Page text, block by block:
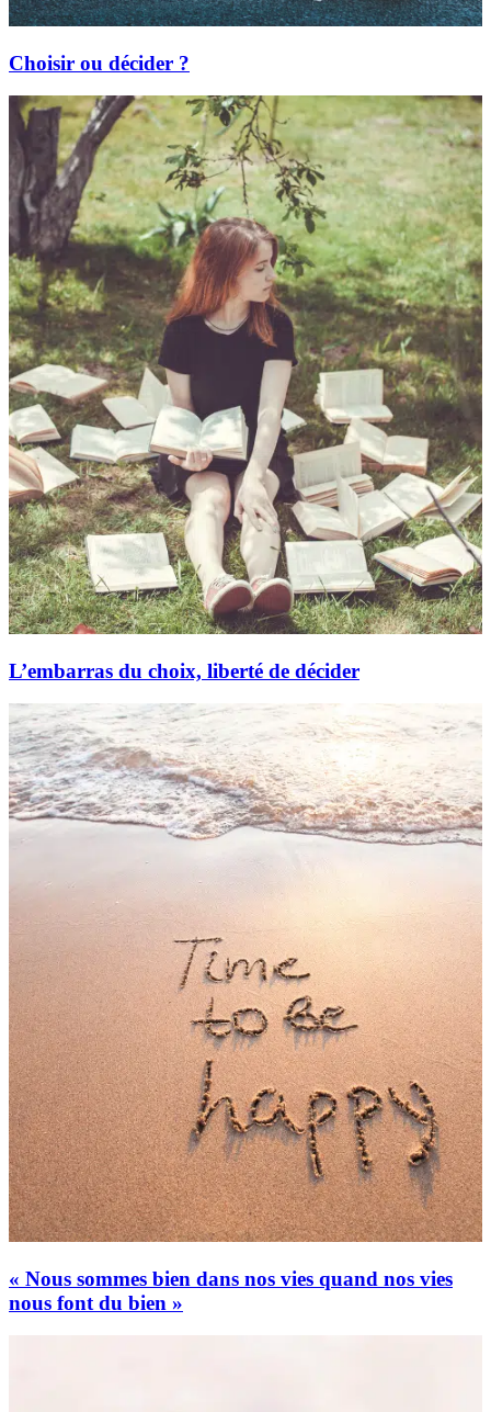
Choisir ou décider ?
L’embarras du choix, liberté de décider
« Nous sommes bien dans nos vies quand nos vies
nous font du bien »